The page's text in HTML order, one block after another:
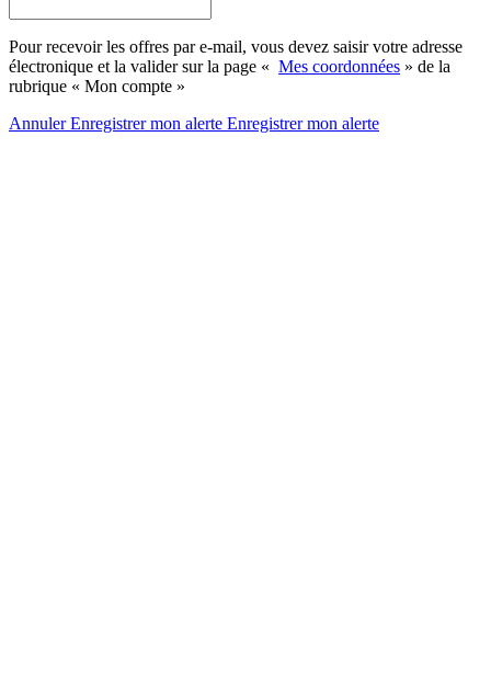
Pour recevoir les offres par e-mail, vous devez saisir votre adresse
électronique et la valider sur la page « Mes coordonnées » de la
rubrique « Mon compte »
AnnulerEnregistrer mon alerte Enregistrermon alerte